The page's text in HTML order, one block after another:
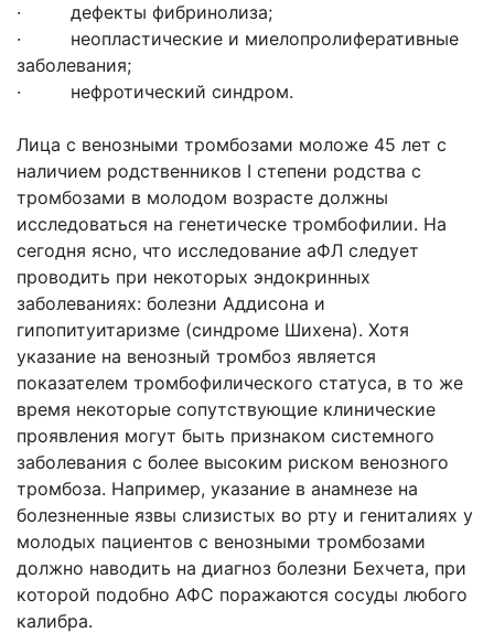
· дефекты фибринолиза;
· неопластические и миелопролиферативные
заболевания;
· нефротический синдром.
Лица с венозными тромбозами моложе 45 лет с
наличием родственников I степени родства с
тромбозами в молодом возрасте должны
исследоваться на генетическе тромбофилии. На
сегодня ясно, что исследование аФЛ следует
проводить при некоторых эндокринных
заболеваниях: болезни Аддисона и
гипопитуитаризме (синдроме Шихена). Хотя
указание на венозный тромбоз является
показателем тромбофилического статуса, в то же
время некоторые сопутствующие клинические
проявления могут быть признаком системного
заболевания с более высоким риском венозного
тромбоза. Например, указание в анамнезе на
болезненные язвы слизистых во рту и гениталиях у
молодых пациентов с венозными тромбозами
должно наводить на диагноз болезни Бехчета, при
которой подобно АФС поражаются сосуды любого
калибра.